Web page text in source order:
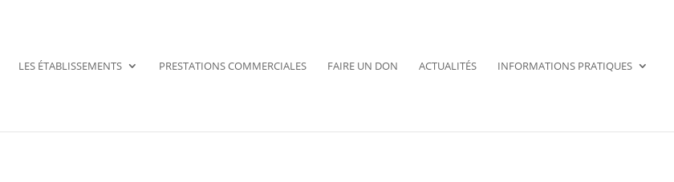
LES ÉTABLISSEMENTS PRESTATIONS COMMERCIALES FAIRE UN DON ACTUALITÉS INFORMATIONS PRATIQUES